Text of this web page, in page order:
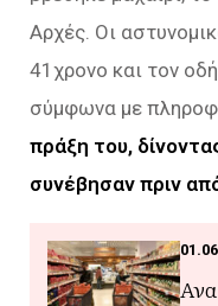
Αρχές. Οι
41χρονο και τον
σύμφωνα με
πράξη του,
συνέβησαν πριν